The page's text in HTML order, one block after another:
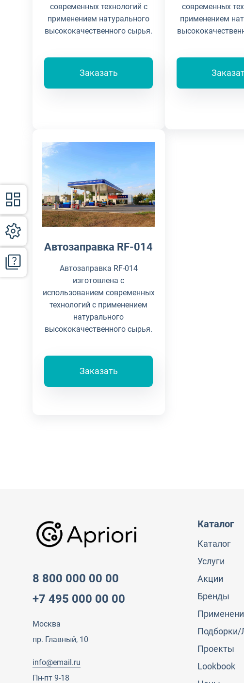
современных технологий с
применением натурального
высококачественного сырья.
Заказать
современных
применением
Автозаправка RF-014
Автозаправка RF-014
изготовлена с
использованием современных
технологий с применением
натурального
высококачественного сырья.
Заказать
8 800 000 00 00
+7 495 000 00 00
Москва
пр. Главный, 10
info@email.ru
Пн-пт 9-18
Каталог
Каталог
Услуги
Акции
Бренды
Подборки/
Проекты
Lookbook